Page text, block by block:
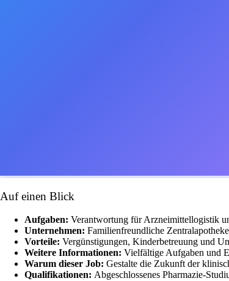
Auf einen Blick
Aufgaben: Verantwortung für Arzneimittellogistik
Unternehmen: Familienfreundliche
Vorteile: Vergünstigungen, Kinderbetreuung und
Weitere Informationen: Vielfältige Aufgaben und
Warum dieser Job: Gestalte die Zukunft der
Qualifikationen: Abgeschlossenes Pharmazie-